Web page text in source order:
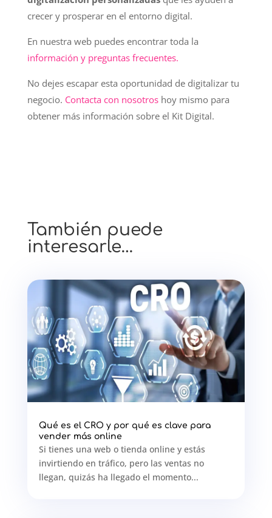
crecer y prosperar en el entorno digital.
En nuestra web puedes encontrar toda la
información y preguntas frecuentes.
No dejes escapar esta oportunidad de digitalizar tu
negocio. Contacta con nosotros hoy mismo para
obtener más información sobre el Kit Digital.
También puede
interesarle…
Qué es el CRO y por qué es clave para
vender más online
Si tienes una web o tienda online y estás
invirtiendo en tráfico, pero las ventas no
llegan, quizás ha llegado el momento...